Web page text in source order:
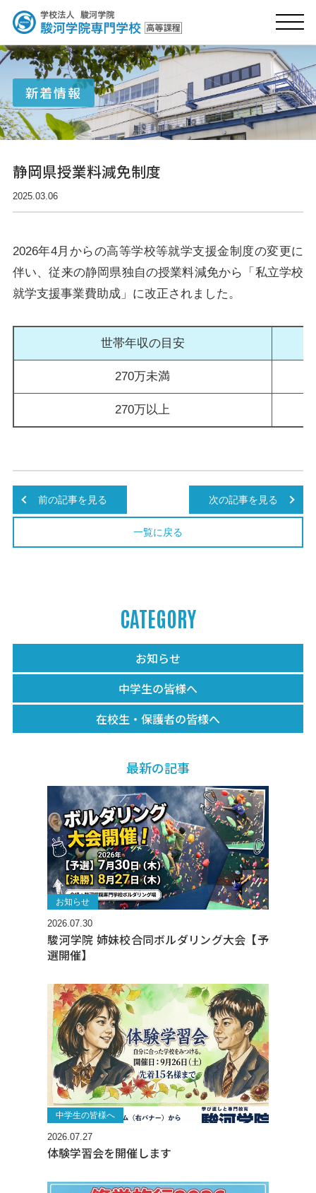
新着情報
静岡県授業料減免制度
2025.03.06
2026年4月からの高等学校等就学支援金制度の変更に
伴い、従来の静岡県独自の授業料減免から「私立学校
就学支援事業費助成」に改正されました。
世帯年収の目安
270万未満
270万以上
前の記事を見る
一覧に戻る
次の記事を見る
CATEGORY
お知らせ
中学生の皆様へ
在校生・保護者の皆様へ
最新の記事
お知らせ
2026.07.30
駿河学院 姉妹校合同ボルダリング大会【予
選開催】
中学生の皆様へ
2026.07.27
体験学習会を開催します